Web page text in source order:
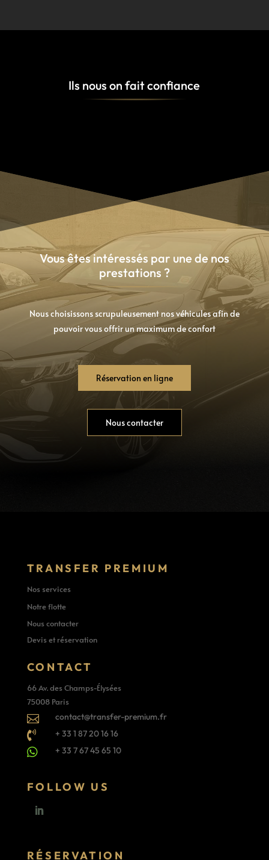
Ils nous on fait confiance
Vous êtes intéressés par une de nos
prestations ?
Nous choisissons scrupuleusement nos véhicules afin de
pouvoir vous offrir un maximum de confort
Réservation en ligne
Nous contacter
TRANSFER PREMIUM
Nos services
Notre flotte
Nous contacter
Devis et réservation
CONTACT
66 Av. des Champs-Élysées
75008 Paris
 contact@transfer-premium.fr
 + 33 1 87 20 16 16
 + 33 7 67 45 65 10
FOLLOW US
RÉSERVATION